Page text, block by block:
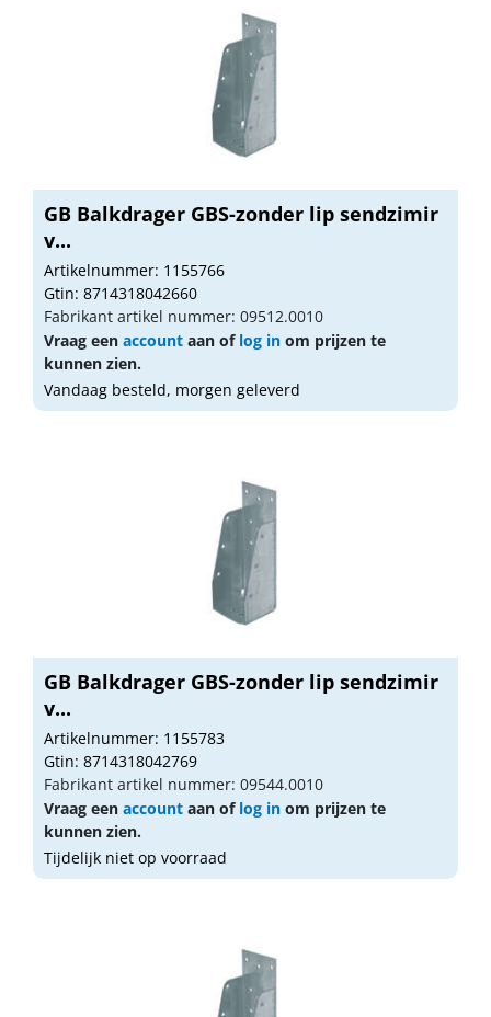
GB Balkdrager GBS-zonder lip sendzimir
v...
Artikelnummer: 1155766
Gtin: 8714318042660
Fabrikant artikel nummer: 09512.0010
Vraag een account aan of log in om prijzen te
kunnen zien.
Vandaag besteld, morgen geleverd
GB Balkdrager GBS-zonder lip sendzimir
v...
Artikelnummer: 1155783
Gtin: 8714318042769
Fabrikant artikel nummer: 09544.0010
Vraag een account aan of log in om prijzen te
kunnen zien.
Tijdelijk niet op voorraad